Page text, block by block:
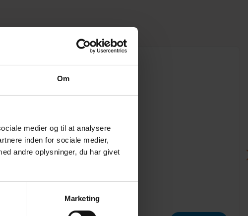
Om
medier og til at analysere
inden for sociale medier,
andre oplysninger, du har givet
Marketing